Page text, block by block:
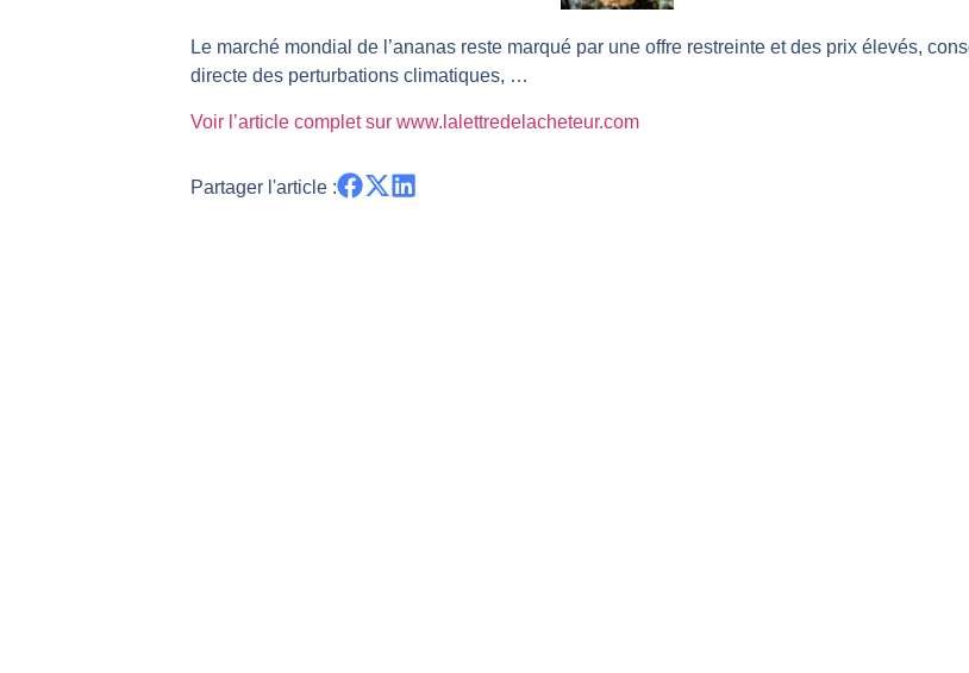
TELEPERFORMANCE : Faut-il acheter avant les résultats ? | Daniel Cohen de Lara –
Christian Parisot : Les marchés à l’épreuve des signaux | Interview Économique
Bernard Prats-Desclaux : Penser les marchés à l’ère des ruptures | Interview Littéraire
S&P500 : Des records, mais toujours de la vigueur | Ludovick Bertola – Les Echos de Wall
Le marché mondial de l’ananas reste marqué par une offre restreinte et des prix élevés,
directe des perturbations climatiques, …
Voir l’article complet sur www.lalettredelacheteur.com
Partager l'article :